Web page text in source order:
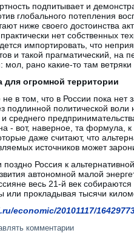
подпитывает и
глобального потепления
ниже своего достоинства
нет собственных
импортировать, что
и такой прагматический, на
мол, рано какие-то там
для огромной территории
не в том, что в России пока
политической воли
среднего
- вот, наверное, та формула,
даже считают, что
источников может
Россия к
автономной малой
весь 21-й век
или прокладывая тысячи
economic/20101117/
комментарии